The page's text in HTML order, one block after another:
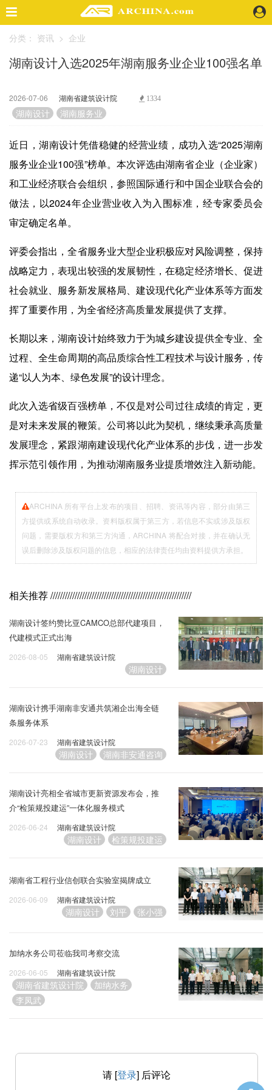
精选案例
建 筑
室 内
视 频
头条资讯
业 界
机 构
人 物
地 产
企业招聘
企业会员
广告投放
关于我们
联系我们
分类： 资讯 > 企业
湖南设计入选2025年湖南服务业企业100强名单
2026-07-06 湖南省建筑设计院 1334
湖南设计 湖南服务业
近日，湖南设计凭借稳健的经营业绩，成功入选“2025湖南
服务业企业100强”榜单。本次评选由湖南省企业（企业家）
和工业经济联合会组织，参照国际通行和中国企业联合会的
做法，以2024年企业营业收入为入围标准，经专家委员会
审定确定名单。
评委会指出，全省服务业大型企业积极应对风险调整，保持
战略定力，表现出较强的发展韧性，在稳定经济增长、促进
社会就业、服务新发展格局、建设现代化产业体系等方面发
挥了重要作用，为全省经济高质量发展提供了支撑。
长期以来，湖南设计始终致力于为城乡建设提供全专业、全
过程、全生命周期的高品质综合性工程技术与设计服务，传
递“以人为本、绿色发展”的设计理念。
此次入选省级百强榜单，不仅是对公司过往成绩的肯定，更
是对未来发展的鞭策。公司将以此为契机，继续秉承高质量
发展理念，紧跟湖南建设现代化产业体系的步伐，进一步发
挥示范引领作用，为推动湖南服务业提质增效注入新动能。
ARCHINA 所有平台上发布的项目、招聘、资讯等内容，部分由第三
方提供或系统自动收录。资料版权属于第三方，若信息不实或涉及版权
问题，需要版权方和第三方沟通，ARCHINA 将配合对接，并在确认无
误后删除涉及版权问题的信息，相应的法律责任均由资料提供方承担。
相关推荐//////////////////////////////////////////////////////////
湖南设计签约赞比亚CAMCO总部代建项目，
代建模式正式出海
2026-08-05 湖南省建筑设计院
湖南设计
湖南设计携手湖南非安通共筑湘企出海全链
条服务体系
2026-07-23 湖南省建筑设计院
湖南设计 湖南非安通咨询
湖南设计亮相全省城市更新资源发布会，推
介“检策规投建运”一体化服务模式
2026-06-24 湖南省建筑设计院
湖南设计 检策规投建运
湖南省工程行业信创联合实验室揭牌成立
2026-06-09 湖南省建筑设计院
湖南设计 刘平 张小强
加纳水务公司莅临我司考察交流
2026-06-05 湖南省建筑设计院
湖南省建筑设计院
加纳水务
李凤武
请 [登录] 后评论